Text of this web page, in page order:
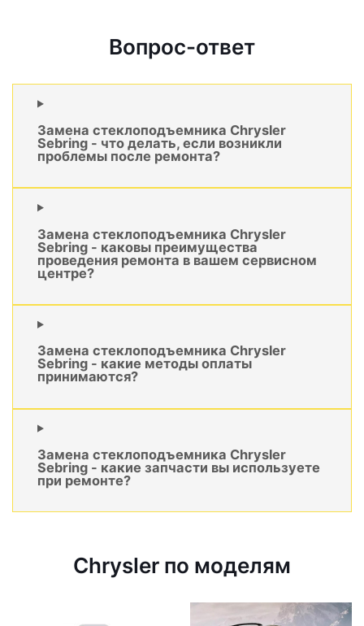
Вопрос-ответ
Замена стеклоподъемника Chrysler
Sebring - что делать, если возникли
проблемы после ремонта?
Замена стеклоподъемника Chrysler
Sebring - каковы преимущества
проведения ремонта в вашем сервисном
центре?
Замена стеклоподъемника Chrysler
Sebring - какие методы оплаты
принимаются?
Замена стеклоподъемника Chrysler
Sebring - какие запчасти вы используете
при ремонте?
Chrysler по моделям